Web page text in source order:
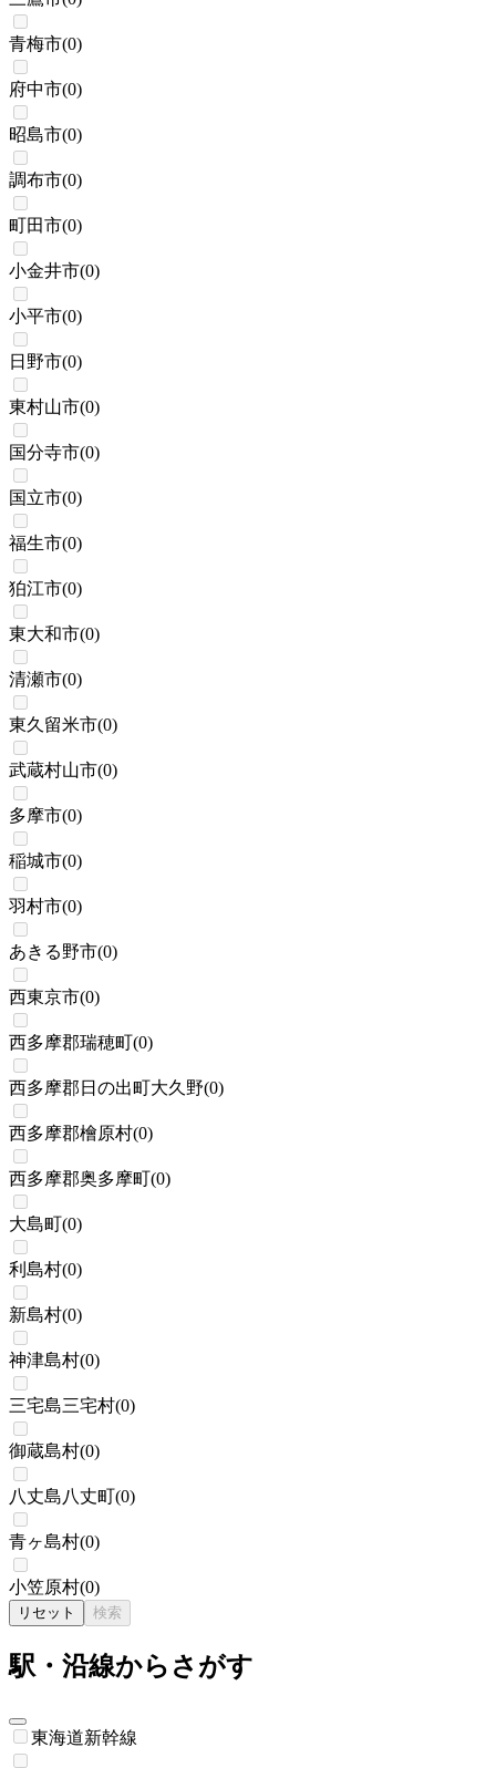
青梅市(0)
府中市(0)
昭島市(0)
調布市(0)
町田市(0)
小金井市(0)
小平市(0)
日野市(0)
東村山市(0)
国分寺市(0)
国立市(0)
福生市(0)
狛江市(0)
東大和市(0)
清瀬市(0)
東久留米市(0)
武蔵村山市(0)
多摩市(0)
稲城市(0)
羽村市(0)
あきる野市(0)
西東京市(0)
西多摩郡瑞穂町(0)
西多摩郡日の出町大久野(0)
西多摩郡檜原村(0)
西多摩郡奥多摩町(0)
大島町(0)
利島村(0)
新島村(0)
神津島村(0)
三宅島三宅村(0)
御蔵島村(0)
八丈島八丈町(0)
青ヶ島村(0)
小笠原村(0)
リセット 検索
駅・沿線からさがす
東海道新幹線